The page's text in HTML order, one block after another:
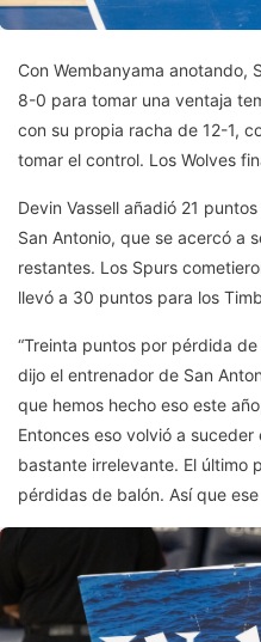
Con Wembanyama anotando,
8-0 para tomar una ventaja
con su propia racha de 12-1,
tomar el control. Los Wolves
Devin Vassell añadió 21
San Antonio, que se acercó a
restantes. Los Spurs
llevó a 30 puntos para los
“Treinta puntos por pérdida
dijo el entrenador de San
que hemos hecho eso este
Entonces eso volvió a
bastante irrelevante. El último
pérdidas de balón. Así que ese